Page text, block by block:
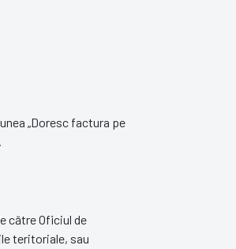
„Doresc factura pe
către Oficiul de
teritoriale, sau